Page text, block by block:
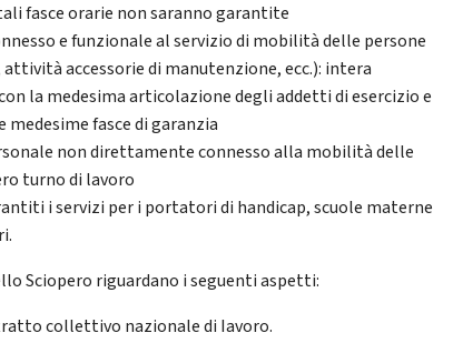
fasce orarie non saranno garantite
e funzionale al servizio di mobilità delle persone
accessorie di manutenzione, ecc.): intera
la medesima articolazione degli addetti di esercizio e
fasce di garanzia
non direttamente connesso alla mobilità delle
turno di lavoro
i servizi per i portatori di handicap, scuole materne
Sciopero riguardano i seguenti aspetti:
collettivo nazionale di Iavoro.